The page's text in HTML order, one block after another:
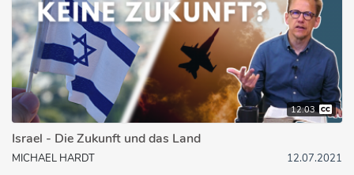
12:03
Israel - Die Zukunft und das Land
MICHAEL HARDT 12.07.2021